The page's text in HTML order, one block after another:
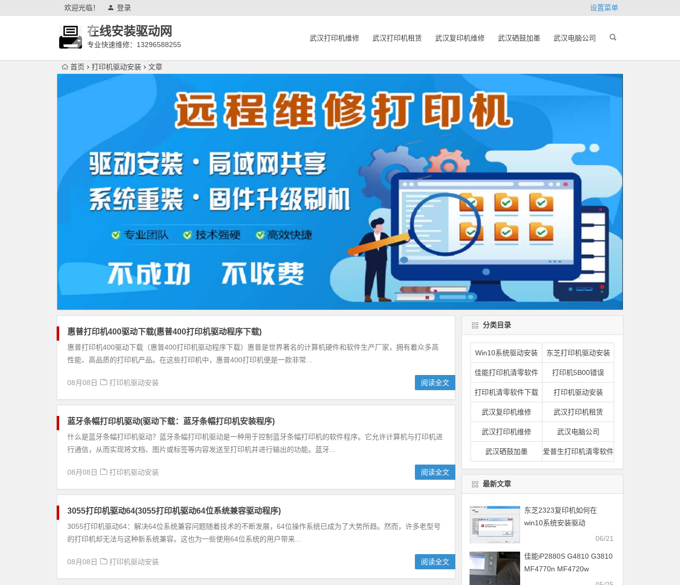
欢迎光临！ 登录 设置菜单
在线安装驱动网
专业快速维修：13296588255
武汉打印机维修 武汉打印机租赁 武汉复印机维修 武汉硒鼓加墨 武汉电脑公司
首页 打印机驱动安装 文章
惠普打印机400驱动下载(惠普400打印机驱动程序下载)
惠普打印机400驱动下载（惠普400打印机驱动程序下载）惠普是世界著名的计算机硬件和软件生产厂家，拥有着众多高
性能、高品质的打印机产品。在这些打印机中，惠普400打印机便是一款非常...
08月08日 打印机驱动安装 阅读全文
蓝牙条幅打印机驱动(驱动下载：蓝牙条幅打印机安装程序)
什么是蓝牙条幅打印机驱动？蓝牙条幅打印机驱动是一种用于控制蓝牙条幅打印机的软件程序。它允许计算机与打印机进
行通信，从而实现将文档、图片或标签等内容发送至打印机并进行输出的功能。蓝牙...
08月08日 打印机驱动安装 阅读全文
3055打印机驱动64(3055打印机驱动64位系统兼容驱动程序)
3055打印机驱动64：解决64位系统兼容问题随着技术的不断发展，64位操作系统已成为了大势所趋。然而，许多老型号
的打印机却无法与这种新系统兼容。这也为一些使用64位系统的用户带来...
08月08日 打印机驱动安装 阅读全文
分类目录
Win10系统驱动安装 东芝打印机驱动安装
佳能打印机清零软件 打印机5B00错误
打印机清零软件下载 打印机驱动安装
武汉复印机维修 武汉打印机租赁
武汉打印机维修 武汉电脑公司
武汉硒鼓加墨 爱普生打印机清零软件
最新文章
东芝2323复印机如何在
win10系统安装驱动
06/21
佳能iP2880S G4810 G3810
MF4770n MF4720w
MF4750打印机驱动安装